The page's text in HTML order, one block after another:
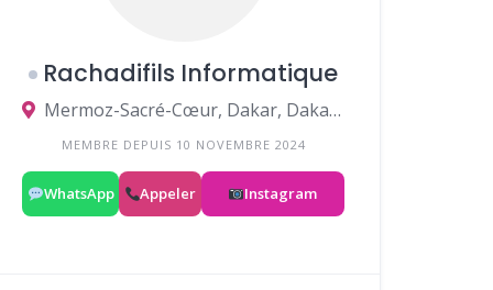
Rachadifils Informatique
Mermoz-Sacré-Cœur, Dakar, Dakar, Sénégal
MEMBRE DEPUIS 10 NOVEMBRE 2024
WhatsApp Appeler Instagram